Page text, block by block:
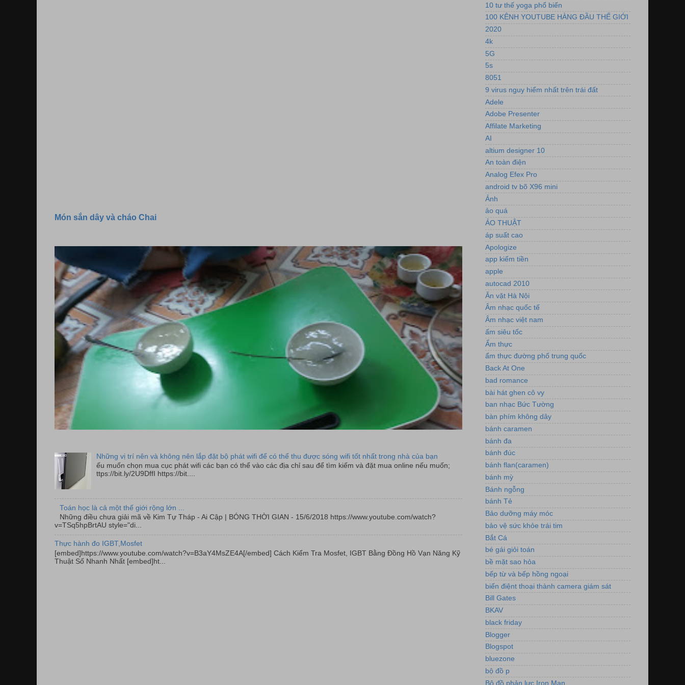
Món sắn dây và cháo Chai
Những vị trí nên và không nên lắp đặt bộ phát wifi để có thể thu được sóng wifi tốt nhất trong nhà của bạn
ếu muốn chọn mua cục phát wifi các bạn có thể vào các địa chỉ sau để tìm kiếm và đặt mua online nếu muốn;
ttps://bit.ly/2U9DffI https://bit....
Toán học là cả một thế giới rộng lớn ...
Những điều chưa giải mã về Kim Tự Tháp - Ai Cập | BÓNG THỜI GIAN - 15/6/2018 https://www.youtube.com/watch?
v=TSq5hpBrtAU style="di...
Thực hành đo IGBT,Mosfet
[embed]https://www.youtube.com/watch?v=B3aY4MsZE4A[/embed] Cách Kiểm Tra Mosfet, IGBT Bằng Đồng Hồ Vạn Năng Kỹ
Thuật Số Nhanh Nhất [embed]ht...
10 tư thế yoga phổ biến
100 KÊNH YOUTUBE HÀNG ĐẦU THẾ GIỚI
2020
4k
5G
5s
8051
9 virus nguy hiểm nhất trên trái đất
Adele
Adobe Presenter
Affilate Marketing
AI
altium designer 10
An toàn điện
Analog Efex Pro
android tv bõ X96 mini
Ảnh
ảo quá
ẢO THUẬT
áp suất cao
Apologize
app kiếm tiền
apple
autocad 2010
Ăn vặt Hà Nội
Âm nhạc quốc tế
Âm nhạc việt nam
ấm siêu tốc
Ẩm thực
ẩm thực đường phố trung quốc
Back At One
bad romance
bài hát ghen cô vy
ban nhạc Bức Tường
bàn phím không dây
bánh caramen
bánh đa
bánh đúc
bánh flan(caramen)
bánh mỳ
Bánh ngỗng
bánh Tẻ
Bảo dưỡng máy móc
bảo vệ sức khỏe trái tim
Bắt Cá
bé gái giỏi toán
bề mặt sao hỏa
bếp từ và bếp hồng ngoại
biến điệnt thoại thành camera giám sát
Bill Gates
BKAV
black friday
Blogger
Blogspot
bluezone
bộ đồ p
Bộ đồ phản lực Iron Man